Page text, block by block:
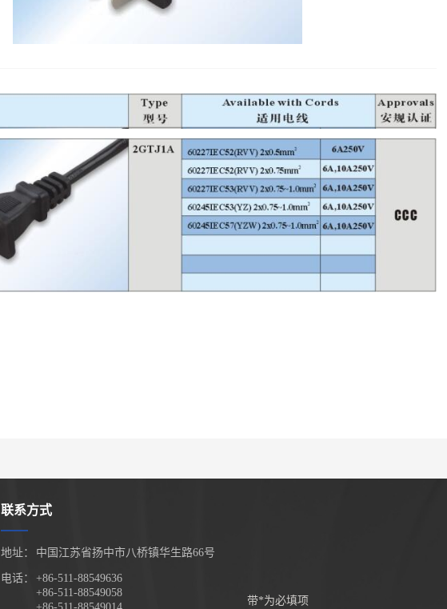
联系方式
地址： 中国江苏省扬中市八桥镇华生路66号
电话：
+86-511-88549636
+86-511-88549058
带*为必填项